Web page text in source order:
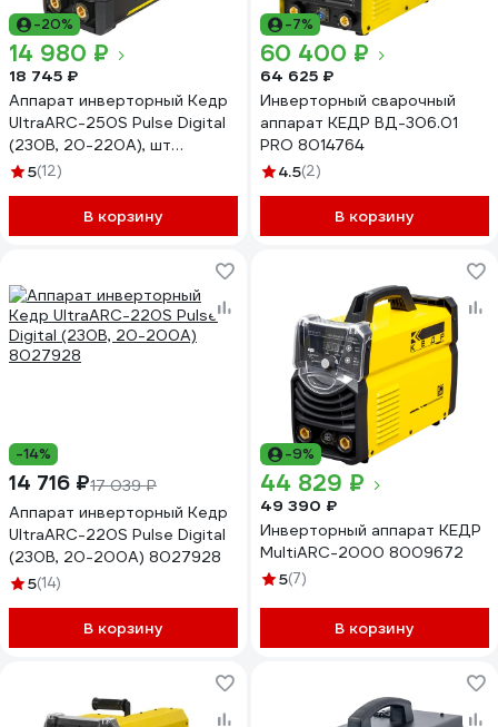
-20%
14 980 ₽
18 745 ₽
Аппарат инверторный Кедр
UltraARC-250S Pulse Digital
(230В, 20-220А), шт
8027929
5(12)
В корзину
-7%
60 400 ₽
64 625 ₽
Инверторный сварочный
аппарат КЕДР ВД-306.01
PRO 8014764
4.5(2)
В корзину
-14%
14 716 ₽17 039 ₽
Аппарат инверторный Кедр
UltraARC-220S Pulse Digital
(230В, 20-200А) 8027928
5(14)
В корзину
-9%
44 829 ₽
49 390 ₽
Инверторный аппарат КЕДР
MultiARC-2000 8009672
5(7)
В корзину